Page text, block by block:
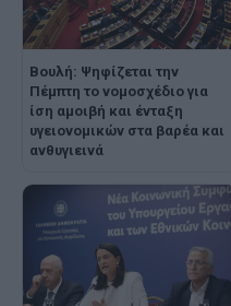
Βουλή: Ψηφίζεται την
Πέμπτη το νομοσχέδιο για
ίση αμοιβή και ένταξη
υγειονομικών στα βαρέα και
ανθυγιεινά